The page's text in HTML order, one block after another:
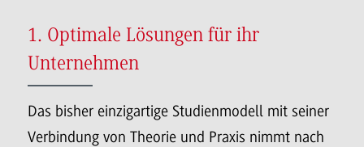
1. Optimale Lösungen für ihr
Unternehmen
Das bisher einzigartige Studienmodell mit seiner
Verbindung von Theorie und Praxis nimmt nach